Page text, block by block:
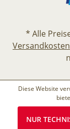
* Alle
Versandkosten
Diese Website
NUR